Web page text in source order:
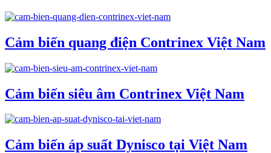
Cảm biến quang điện Contrinex Việt Nam
Cảm biến siêu âm Contrinex Việt Nam
Cảm biến áp suất Dynisco tại Việt Nam